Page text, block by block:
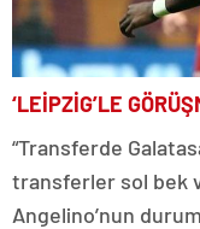
‘LEİPZİG’LE
“Transferde
transferler sol bek
Angelino’nun